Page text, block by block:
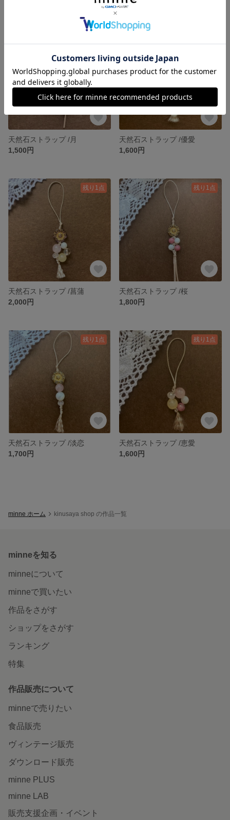
天然石ストラップ /月
1,500円
天然石ストラップ /優愛
1,600円
残り1点
天然石ストラップ /菖蒲
2,000円
残り1点
天然石ストラップ /桜
1,800円
残り1点
天然石ストラップ /淡恋
1,700円
残り1点
天然石ストラップ /恵愛
1,600円
minne ホーム kinusaya shop の作品一覧
minneを知る
minneについて
minneで買いたい
作品をさがす
ショップをさがす
ランキング
特集
作品販売について
minneで売りたい
食品販売
ヴィンテージ販売
ダウンロード販売
minne PLUS
minne LAB
販売支援企画・イベント